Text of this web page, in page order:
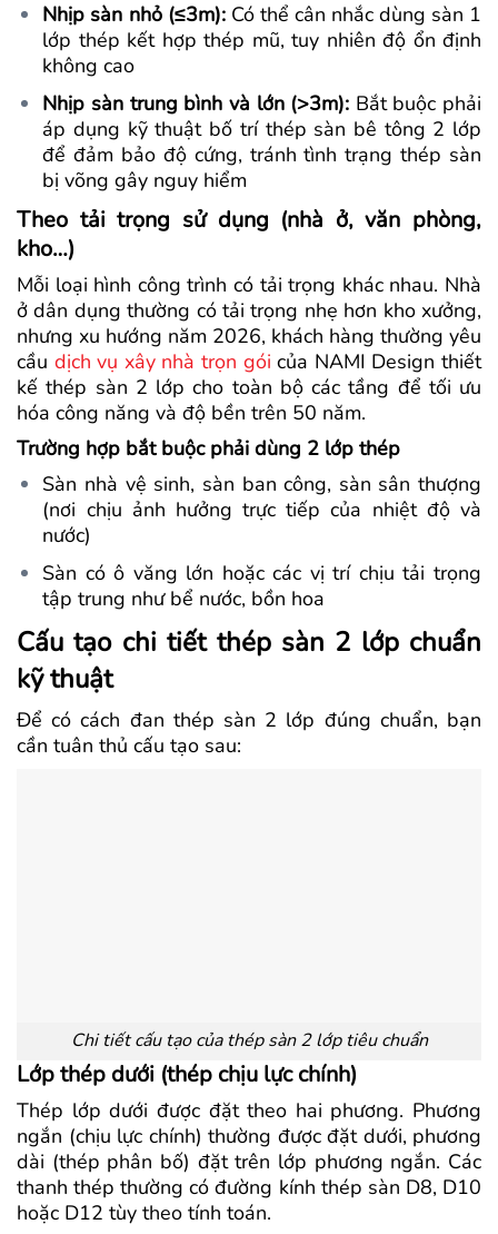
Nhịp sàn nhỏ (≤3m):Có thể cân nhắc dùng sàn 1
lớp thép kết hợp thép mũ, tuy nhiên độ ổn định
không cao
Nhịp sàn trung bình và lớn (>3m): Bắt buộc phải
áp dụng kỹ thuật bố trí thép sàn bê tông 2 lớp
để đảm bảo độ cứng, tránh tình trạng thép sàn
bị võng gây nguy hiểm
Theo tải trọng sử dụng (nhà ở, văn phòng,
kho…)
Mỗi loại hình công trình có tải trọng khác nhau. Nhà
ở dân dụng thường có tải trọng nhẹ hơn kho xưởng,
nhưng xu hướng năm 2026, khách hàng thường yêu
cầu dịch vụ xây nhà trọn gói của NAMI Design thiết
kế thép sàn 2 lớp cho toàn bộ các tầng để tối ưu
hóa công năng và độ bền trên 50 năm.
Trường hợp bắt buộc phải dùng 2 lớp thép
Sàn nhà vệ sinh, sàn ban công, sàn sân thượng
(nơi chịu ảnh hưởng trực tiếp của nhiệt độ và
nước)
Sàn có ô văng lớn hoặc các vị trí chịu tải trọng
tập trung như bể nước, bồn hoa
Cấu tạo chi tiết thép sàn 2 lớp chuẩn
kỹ thuật
Để có cách đan thép sàn 2 lớp đúng chuẩn, bạn
cần tuân thủ cấu tạo sau:
Chi tiết cấu tạo của thép sàn 2 lớp tiêu chuẩn
Lớp thép dưới (thép chịu lực chính)
Thép lớp dưới được đặt theo hai phương. Phương
ngắn (chịu lực chính) thường được đặt dưới, phương
dài (thép phân bố) đặt trên lớp phương ngắn. Các
thanh thép thường có đường kính thép sàn D8, D10
hoặc D12 tùy theo tính toán.